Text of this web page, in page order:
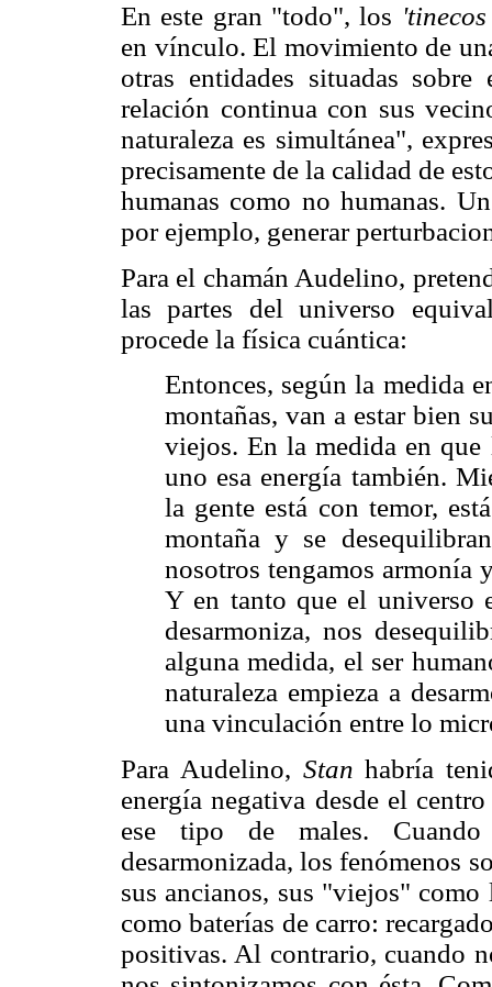
En este gran "todo", los 'tinecos
en vínculo. El movimiento de
otras entidades situadas
relación continua con sus
naturaleza es simultánea",
precisamente de la calidad de
humanas como no humanas.
por ejemplo, generar
Para el chamán Audelino,
las partes del universo
procede la física cuántica:
Entonces, según la medida
montañas, van a estar bien
viejos. En la medida en que
uno esa energía también.
la gente está con temor,
montaña y se
nosotros tengamos
Y en tanto que el universo
desarmoniza, nos
alguna medida, el ser
naturaleza empieza a
una vinculación entre lo
Para Audelino, Stan habría
energía negativa desde el
ese tipo de males.
desarmonizada, los fenómenos
sus ancianos, sus "viejos"
como baterías de carro:
positivas. Al contrario, cuando